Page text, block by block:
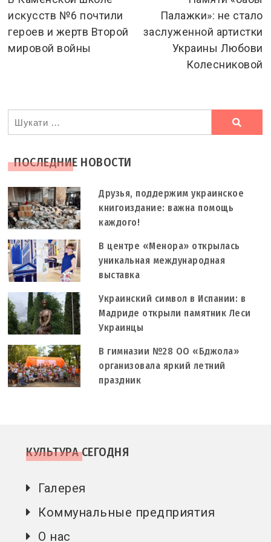
articles
искусств №6 почтили
героев и жертв Второй
мировой войны
Палажки»: не стало
заслуженной артистки
Украины Любови
Колесниковой
Ви
шукали
ПОСЛЕДНИЕ НОВОСТИ
Друзья, поддержим украинское
книгоиздание: важна помощь
каждого!
В центре «Менора» открылась
уникальная международная
выставка
Украинский символ в Испании: в
Мадриде открыли памятник Леси
Украинцы
В гимназии №28 ОО «Бджола»
организовала яркий летний
праздник
КУЛЬТУРА СЕГОДНЯ
Галерея
Коммунальные предприятия
О нас